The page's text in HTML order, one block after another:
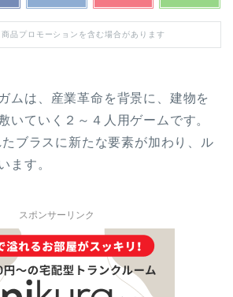
品プロモーションを含む場合があります
ムは、産業革命を背景に、建物を
いていく２～４人用ゲームです。
ブラスに新たな要素が加わり、ル
ます。
スポンサーリンク